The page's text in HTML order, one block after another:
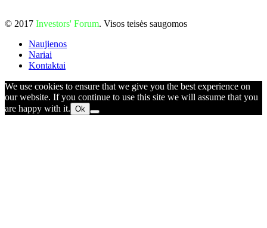
© 2017 Investors' Forum. Visos teisės saugomos
Naujienos
Nariai
Kontaktai
We use cookies to ensure that we give you the best experience on
our website. If you continue to use this site we will assume that you
are happy with it. Ok